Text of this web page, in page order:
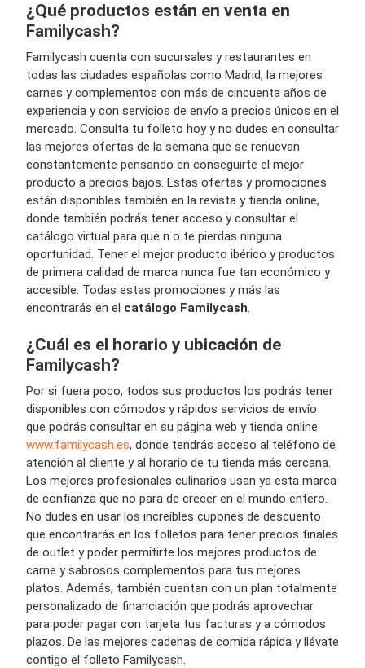
¿Qué productos están en venta en
Familycash?
Familycash cuenta con sucursales y restaurantes en
todas las ciudades españolas como Madrid, la mejores
carnes y complementos con más de cincuenta años de
experiencia y con servicios de envío a precios únicos en el
mercado. Consulta tu folleto hoy y no dudes en consultar
las mejores ofertas de la semana que se renuevan
constantemente pensando en conseguirte el mejor
producto a precios bajos. Estas ofertas y promociones
están disponibles también en la revista y tienda online,
donde también podrás tener acceso y consultar el
catálogo virtual para que n o te pierdas ninguna
oportunidad. Tener el mejor producto ibérico y productos
de primera calidad de marca nunca fue tan económico y
accesible. Todas estas promociones y más las
encontrarás en el catálogo Familycash.
¿Cuál es el horario y ubicación de
Familycash?
Por si fuera poco, todos sus productos los podrás tener
disponibles con cómodos y rápidos servicios de envío
que podrás consultar en su página web y tienda online
www.familycash.es, donde tendrás acceso al teléfono de
atención al cliente y al horario de tu tienda más cercana.
Los mejores profesionales culinarios usan ya esta marca
de confianza que no para de crecer en el mundo entero.
No dudes en usar los increíbles cupones de descuento
que encontrarás en los folletos para tener precios finales
de outlet y poder permitirte los mejores productos de
carne y sabrosos complementos para tus mejores
platos. Además, también cuentan con un plan totalmente
personalizado de financiación que podrás aprovechar
para poder pagar con tarjeta tus facturas y a cómodos
plazos. De las mejores cadenas de comida rápida y llévate
contigo el folleto Familycash.